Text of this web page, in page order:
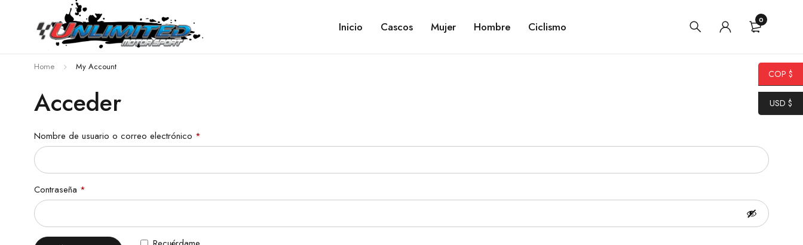
Inicio Cascos Mujer Hombre Ciclismo 0
Home My Account
Acceder
Nombre de usuario o correo electrónico *
Contraseña *
COP $
USD $